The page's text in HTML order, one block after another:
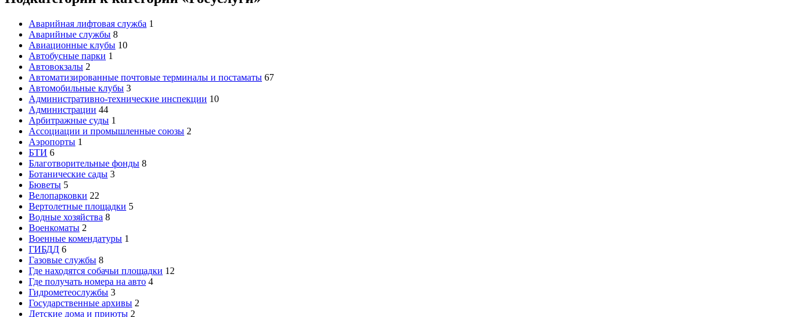
Аварийная лифтовая служба 1
Аварийные службы 8
Авиационные клубы 10
Автобусные парки 1
Автовокзалы 2
Автоматизированные почтовые терминалы и постаматы 67
Автомобильные клубы 3
Административно-технические инспекции 10
Администрации 44
Арбитражные суды 1
Ассоциации и промышленные союзы 2
Аэропорты 1
БТИ 6
Благотворительные фонды 8
Ботанические сады 3
Бюветы 5
Велопарковки 22
Вертолетные площадки 5
Водные хозяйства 8
Военкоматы 2
Военные комендатуры 1
ГИБДД 6
Газовые службы 8
Где находятся собачьи площадки 12
Где получать номера на авто 4
Гидрометеослужбы 3
Государственные архивы 2
Детские дома и приюты 2